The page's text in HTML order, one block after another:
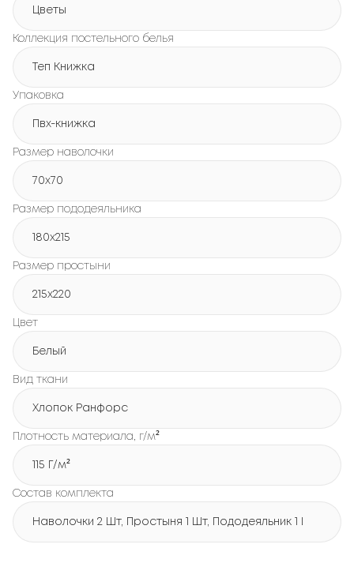
Цветы
Коллекция постельного белья
Теп Книжка
Упаковка
Пвх-книжка
Размер наволочки
70x70
Размер пододеяльника
180х215
Размер простыни
215х220
Цвет
Белый
Вид ткани
Хлопок Ранфорс
Плотность материала, г/м²
115 Г/м²
Состав комплекта
Наволочки 2 Шт, Простыня 1 Шт, Пододеяльник 1 Шт